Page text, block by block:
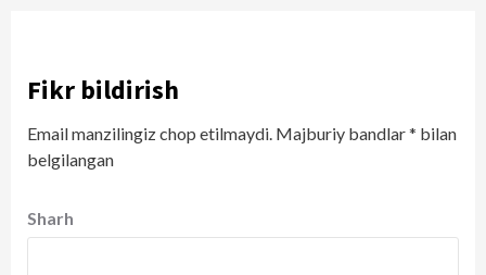
Fikr bildirish
Email manzilingiz chop etilmaydi. Majburiy bandlar* bilan
belgilangan
Sharh